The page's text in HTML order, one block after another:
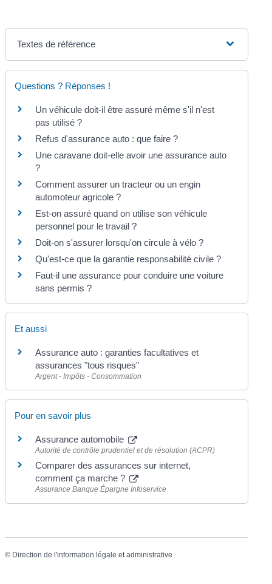
Textes de référence
Questions ? Réponses !
Un véhicule doit-il être assuré même s'il n'est
pas utilisé ?
Refus d'assurance auto : que faire ?
Une caravane doit-elle avoir une assurance auto
?
Comment assurer un tracteur ou un engin
automoteur agricole ?
Est-on assuré quand on utilise son véhicule
personnel pour le travail ?
Doit-on s'assurer lorsqu'on circule à vélo ?
Qu'est-ce que la garantie responsabilité civile ?
Faut-il une assurance pour conduire une voiture
sans permis ?
Et aussi
Assurance auto : garanties facultatives et
assurances "tous risques"
Argent - Impôts - Consommation
Pour en savoir plus
Assurance automobile
Autorité de contrôle prudentiel et de résolution (ACPR)
Comparer des assurances sur internet,
comment ça marche ?
Assurance Banque Épargne Infoservice
© Direction de l'information légale et administrative